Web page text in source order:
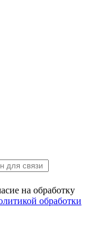
на обработку
обработки